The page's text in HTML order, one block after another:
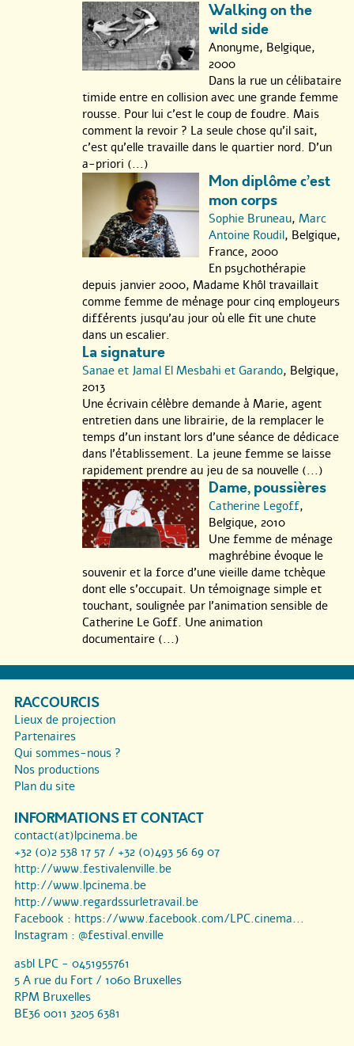
Walking on the
wild side
Anonyme, Belgique,
2000
Dans la rue un célibataire
timide entre en collision avec une grande femme
rousse. Pour lui c’est le coup de foudre. Mais
comment la revoir ? La seule chose qu’il sait,
c’est qu’elle travaille dans le quartier nord. D’un
a-priori (...)
Mon diplôme c’est
mon corps
Sophie Bruneau, Marc
Antoine Roudil, Belgique,
France, 2000
En psychothérapie
depuis janvier 2000, Madame Khôl travaillait
comme femme de ménage pour cinq employeurs
différents jusqu’au jour où elle fit une chute
dans un escalier.
La signature
Sanae et Jamal El Mesbahi et Garando, Belgique,
2013
Une écrivain célèbre demande à Marie, agent
entretien dans une librairie, de la remplacer le
temps d’un instant lors d’une séance de dédicace
dans l’établissement. La jeune femme se laisse
rapidement prendre au jeu de sa nouvelle (...)
Dame, poussières
Catherine Legoff,
Belgique, 2010
Une femme de ménage
maghrébine évoque le
souvenir et la force d’une vieille dame tchèque
dont elle s’occupait. Un témoignage simple et
touchant, soulignée par l’animation sensible de
Catherine Le Goff. Une animation
documentaire (...)
RACCOURCIS
Lieux de projection
Partenaires
Qui sommes-nous ?
Nos productions
Plan du site
INFORMATIONS ET CONTACT
contact(at)lpcinema.be
+32 (0)2 538 17 57 / +32 (0)493 56 69 07
http://www.festivalenville.be
http://www.lpcinema.be
http://www.regardssurletravail.be
Facebook : https://www.facebook.com/LPC.cinema...
Instagram : @festival.enville
asbl LPC - 0451955761
5 A rue du Fort / 1060 Bruxelles
RPM Bruxelles
BE36 0011 3205 6381